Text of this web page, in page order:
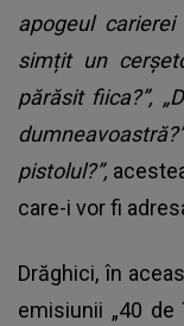
apogeul carierei
simțit un
părăsit fiica?”,
pistolul?”,
care-i vor fi
Drăghici, în
emisiunii „40 de